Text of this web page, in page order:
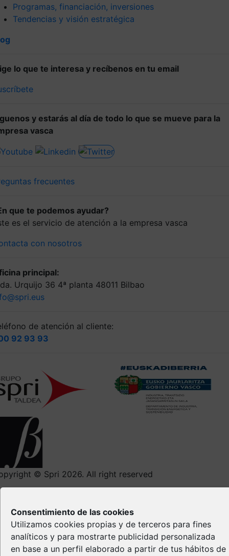
Consentimiento de las cookies
Utilizamos cookies propias y de terceros para fines
analíticos y para mostrarte publicidad personalizada
en base a un perfil elaborado a partir de tus hábitos de
Programas, financiación, inversiones
Tendencias y visión estratégica
lo que te interesa y recíbenos en tu email
y estarás al día de todo lo que se mueve para la
vasca
frecuentes
que te podemos ayudar?
es el servicio de atención a la empresa vasca
con nosotros
principal:
Urquijo 36 4ª planta 48011 Bilbao
de atención al cliente:
92 93 93
© Spri 2026. All right reserved
Política de privacidad
Política de Cookies
Propiedad Intelectual